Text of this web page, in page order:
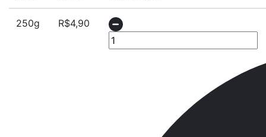
250g R$4,90